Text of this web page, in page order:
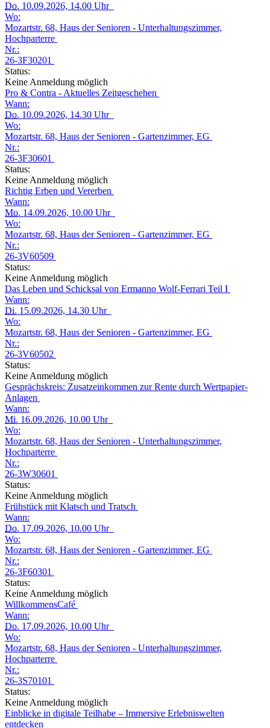
Do. 10.09.2026, 14.00 Uhr
Wo:
Mozartstr. 68, Haus der Senioren - Unterhaltungszimmer,
Hochparterre
Nr.:
26-3F30201
Status:
Keine Anmeldung möglich
Pro & Contra - Aktuelles Zeitgeschehen
Wann:
Do. 10.09.2026, 14.30 Uhr
Wo:
Mozartstr. 68, Haus der Senioren - Gartenzimmer, EG
Nr.:
26-3F30601
Status:
Keine Anmeldung möglich
Richtig Erben und Vererben
Wann:
Mo. 14.09.2026, 10.00 Uhr
Wo:
Mozartstr. 68, Haus der Senioren - Gartenzimmer, EG
Nr.:
26-3V60509
Status:
Keine Anmeldung möglich
Das Leben und Schicksal von Ermanno Wolf-Ferrari Teil I
Wann:
Di. 15.09.2026, 14.30 Uhr
Wo:
Mozartstr. 68, Haus der Senioren - Gartenzimmer, EG
Nr.:
26-3V60502
Status:
Keine Anmeldung möglich
Gesprächskreis: Zusatzeinkommen zur Rente durch Wertpapier-
Anlagen
Wann:
Mi. 16.09.2026, 10.00 Uhr
Wo:
Mozartstr. 68, Haus der Senioren - Unterhaltungszimmer,
Hochparterre
Nr.:
26-3W30601
Status:
Keine Anmeldung möglich
Frühstück mit Klatsch und Tratsch
Wann:
Do. 17.09.2026, 10.00 Uhr
Wo:
Mozartstr. 68, Haus der Senioren - Gartenzimmer, EG
Nr.:
26-3F60301
Status:
Keine Anmeldung möglich
WillkommensCafé
Wann:
Do. 17.09.2026, 10.00 Uhr
Wo:
Mozartstr. 68, Haus der Senioren - Unterhaltungszimmer,
Hochparterre
Nr.:
26-3S70101
Status:
Keine Anmeldung möglich
Einblicke in digitale Teilhabe – Immersive Erlebniswelten
entdecken